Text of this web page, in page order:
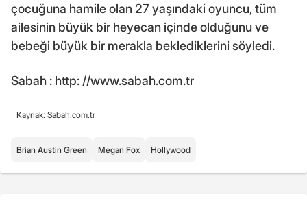
çocuğuna hamile olan 27 yaşındaki oyuncu, tüm
ailesinin büyük bir heyecan içinde olduğunu ve
bebeği büyük bir merakla beklediklerini söyledi.
Sabah : http: //www.sabah.com.tr
Kaynak: Sabah.com.tr
Brian Austin Green Megan Fox Hollywood